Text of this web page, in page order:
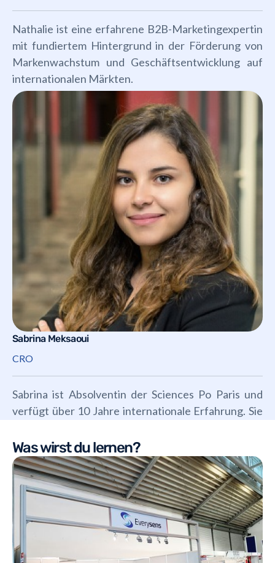
Nathalie ist eine erfahrene B2B-Marketingexpertin
mit fundiertem Hintergrund in der Förderung von
Markenwachstum und Geschäftsentwicklung auf
internationalen Märkten.
Sabrina Meksaoui
CRO
Sabrina ist Absolventin der Sciences Po Paris und
verfügt über 10 Jahre internationale Erfahrung. Sie
Was wirst du lernen?